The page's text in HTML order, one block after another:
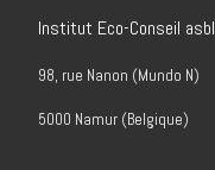
Institut Eco-Conseil asbl
98, rue Nanon (Mundo N)
5000 Namur (Belgique)